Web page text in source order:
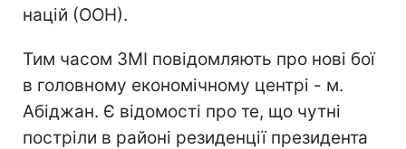
націй (ООН).
Тим часом ЗМІ повідомляють про нові бої
в головному економічному центрі - м.
Абіджан. Є відомості про те, що чутні
постріли в районі резиденції президента